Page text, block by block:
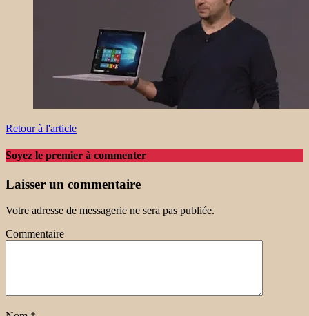
Retour à l'article
Soyez le premier à commenter
Laisser un commentaire
Votre adresse de messagerie ne sera pas publiée.
Commentaire